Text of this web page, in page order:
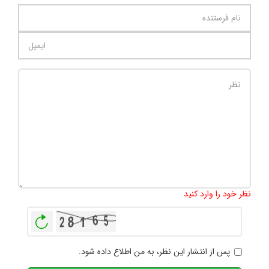
نظر خود را وارد کنید
پس از انتشار این نظر، به من اطلاع داده شود.